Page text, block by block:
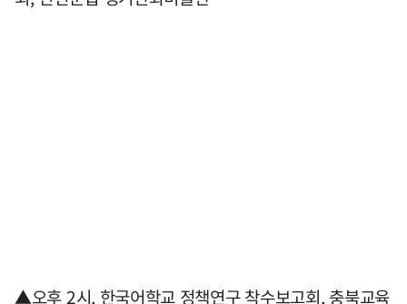
▲오후 2시, 한국어학교 정책연구 착수보고회, 충북교육